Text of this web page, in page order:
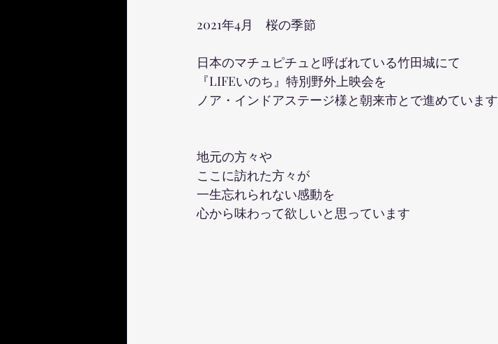
2021年4月　桜の季節
日本のマチュピチュと呼ばれている竹田城にて
『LIFEいのち』特別野外上映会を
ノア・インドアステージ様と朝来市とで進めています
地元の方々や
ここに訪れた方々が
一生忘れられない感動を
心から味わって欲しいと思っています